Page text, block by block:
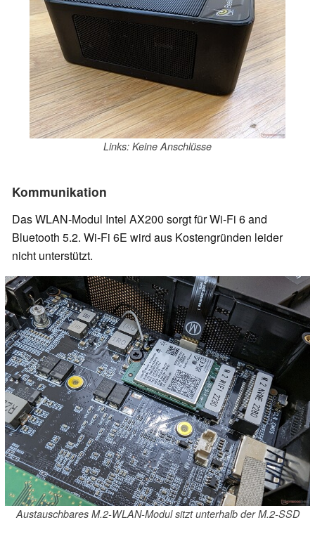
Links: Keine Anschlüsse
Kommunikation
Das WLAN-Modul Intel AX200 sorgt für Wi-Fi 6 and
Bluetooth 5.2. Wi-Fi 6E wird aus Kostengründen leider
nicht unterstützt.
Austauschbares M.2-WLAN-Modul sitzt unterhalb der M.2-SSD